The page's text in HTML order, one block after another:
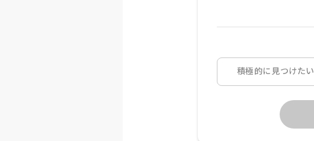
積極的に見つけたい